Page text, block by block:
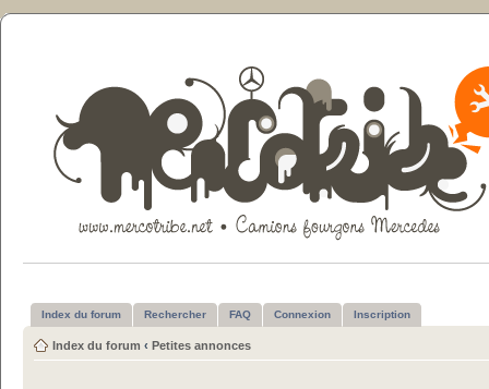
Index du forum Rechercher FAQ Connexion Inscription
Index du forum ‹ Petites annonces